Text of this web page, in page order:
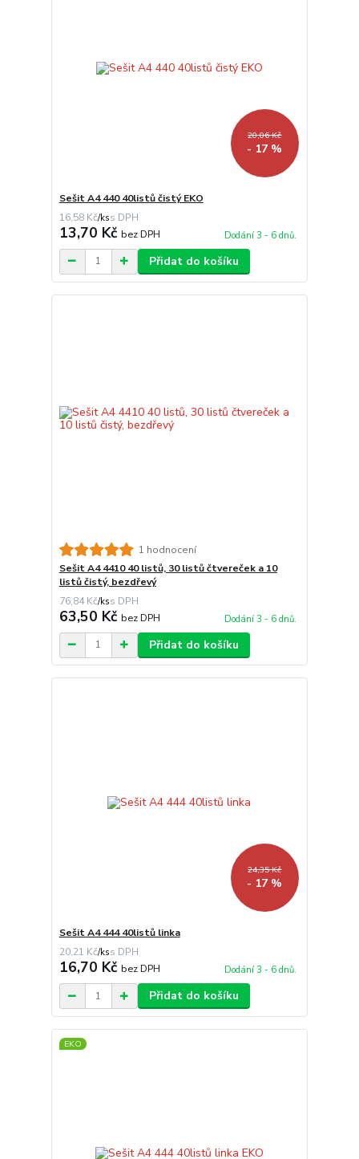
20,06 Kč
- 17 %
Sešit A4 440 40listů čistý EKO
16,58 Kč/ks
13,70 Kč bez DPH Dodání 3 - 6 dnů.
Přidat do košíku
1 hodnocení
Sešit A4 4410 40 listů, 30 listů čtvereček a 10
listů čistý, bezdřevý
76,84 Kč/ks
63,50 Kč bez DPH Dodání 3 - 6 dnů.
Přidat do košíku
24,35 Kč
- 17 %
Sešit A4 444 40listů linka
20,21 Kč/ks
16,70 Kč bez DPH Dodání 3 - 6 dnů.
Přidat do košíku
EKO